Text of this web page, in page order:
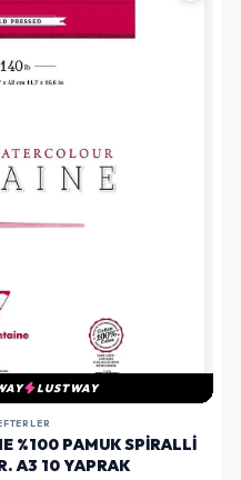
LUSTWAY
%100 PAMUK SPIRALLI
A3 10 YAPRAK